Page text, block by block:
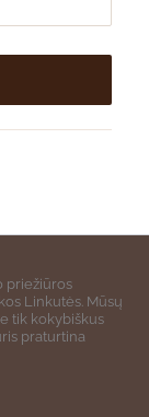
priežiūros
Linkutės. Mūsų
tik kokybiškus
praturtina